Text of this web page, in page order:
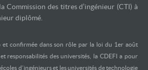
Commission des titres d’ingénieur (CTI) à
diplômé.
et confirmée dans son rôle par la loi du 1er août
responsabilités des universités, la CDEFI a pour
d’ingénieurs et les universités de technologie